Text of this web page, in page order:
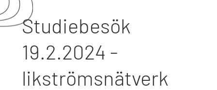
Studiebesök
19.2.2024 -
likströmsnätverk